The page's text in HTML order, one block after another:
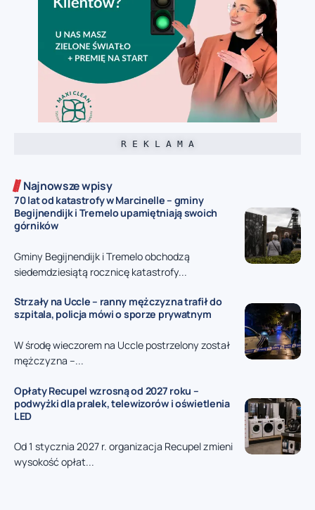
R E K L A M A
Najnowsze wpisy
70 lat od katastrofy w Marcinelle – gminy
Begijnendijk i Tremelo upamiętniają swoich
górników
Gminy Begijnendijk i Tremelo obchodzą
siedemdziesiątą rocznicę katastrofy...
Strzały na Uccle – ranny mężczyzna trafił do
szpitala, policja mówi o sporze prywatnym
W środę wieczorem na Uccle postrzelony został
mężczyzna –...
Opłaty Recupel wzrosną od 2027 roku –
podwyżki dla pralek, telewizorów i oświetlenia
LED
Od 1 stycznia 2027 r. organizacja Recupel zmieni
wysokość opłat...